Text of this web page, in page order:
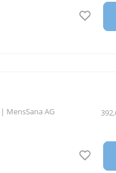
Auf den
| MensSana AG
Auf den